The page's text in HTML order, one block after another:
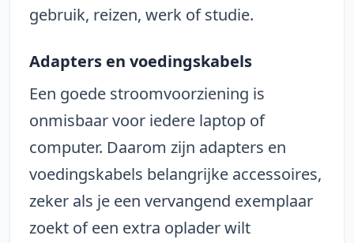
gebruik, reizen, werk of studie.
Adapters en voedingskabels
Een goede stroomvoorziening is
onmisbaar voor iedere laptop of
computer. Daarom zijn adapters en
voedingskabels belangrijke accessoires,
zeker als je een vervangend exemplaar
zoekt of een extra oplader wilt